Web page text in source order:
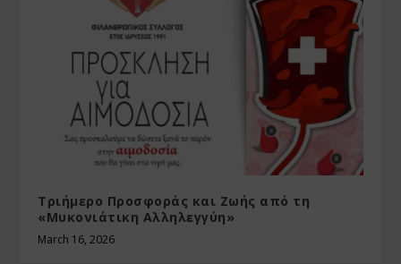
Τριήμερο Προσφοράς και Ζωής από τη
«Μυκονιάτικη Αλληλεγγύη»
March 16, 2026